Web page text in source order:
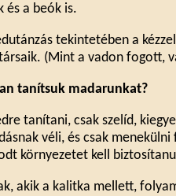
és a beók is.
tekintetében a
társaik. (Mint a vadon fogott,
tanítsuk madarunkat?
tanítani, csak szelíd,
véli, és csak menekülni
környezetet kell
akik a kalitka mellett,